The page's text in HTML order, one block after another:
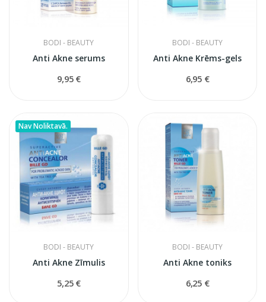
BODI - BEAUTY
Anti Akne serums
9,95 €
BODI - BEAUTY
Anti Akne Krēms-gels
6,95 €
Nav Noliktavā.
BODI - BEAUTY
Anti Akne Zīmulis
5,25 €
BODI - BEAUTY
Anti Akne toniks
6,25 €